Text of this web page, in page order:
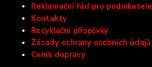
Reklamační řád pro podnikatele
Kontakty
Recyklační příspěvky
Zásady ochrany osobních údajů
Ceník dopravy